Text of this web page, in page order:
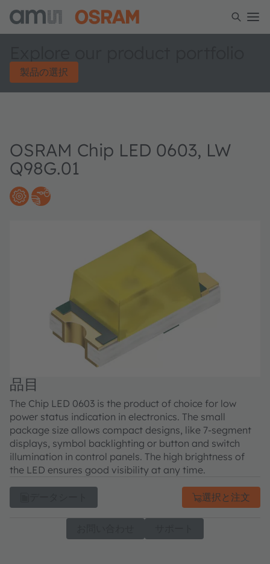
製品の選択
OSRAM Chip LED 0603, LW
Q98G.01
品目
The Chip LED 0603 is the product of choice for low
power status indication in electronics. The small
package size allows compact designs, like 7-segment
displays, symbol backlighting or button and switch
illumination in control panels. The high brightness of
the LED ensures good visibility at any time.
選択と注文